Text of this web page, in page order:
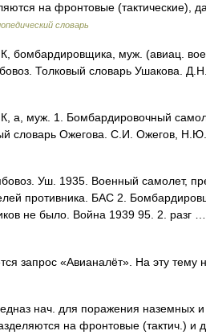
на фронтовые (тактические),
словарь
муж. (авиац.
Толковый словарь Ушакова.
муж. 1. Бомбардировочный
словарь Ожегова. С.И. Ожегов,
Уш. 1935. Военный самолет,
противника. БАС 2.
не было. Война 1939 95. 2. разг
запрос «Авианалёт». На эту тему
нач. для поражения наземных
на фронтовые (тактич.) и